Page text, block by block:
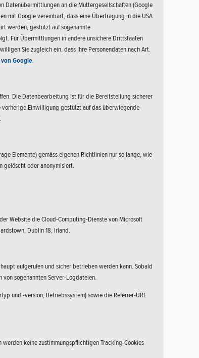
Datenübermittlungen an die Muttergesellschaften (Google
mit Google vereinbart, dass eine Übertragung in die USA
werden, gestützt auf sogenannte
Für Übermittlungen in andere unsichere Drittstaaten
Sie zugleich ein, dass Ihre Personendaten nach Art.
Google.
Die Datenbearbeitung ist für die Bereitstellung sicherer
Einwilligung gestützt auf das überwiegende
Elemente) gemäss eigenen Richtlinien nur so lange, wie
gelöscht oder anonymisiert.
Website die Cloud-Computing-Dienste von Microsoft
Dublin 18, Irland.
aufgerufen und sicher betrieben werden kann. Sobald
sogenannten Server-Logdateien.
und -version, Betriebssystem) sowie die Referrer-URL
keine zustimmungspflichtigen Tracking-Cookies